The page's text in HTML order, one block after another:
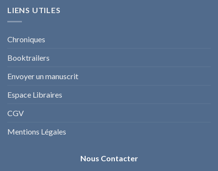
LIENS UTILES
Chroniques
Booktrailers
Envoyer un manuscrit
Espace Libraires
CGV
Mentions Légales
Nous Contacter